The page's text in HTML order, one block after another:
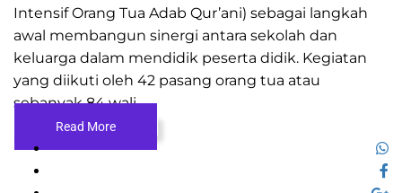
Intensif Orang Tua Adab Qur’ani) sebagai langkah
awal membangun sinergi antara sekolah dan
keluarga dalam mendidik peserta didik. Kegiatan
yang diikuti oleh 42 pasang orang tua atau
sebanyak 84 wali ...
Read More